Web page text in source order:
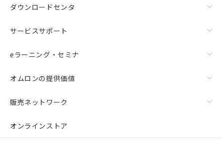
ダウンロードセンタ
サービスサポート
eラーニング・セミナ
オムロンの提供価値
販売ネットワーク
オンラインストア